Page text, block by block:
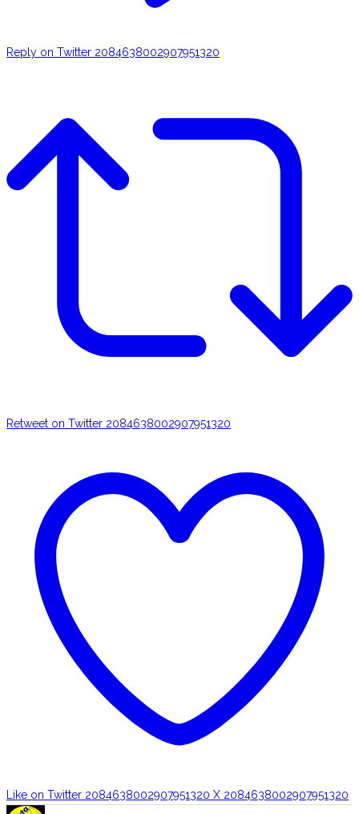
Reply on Twitter 2084638002907951320
Retweet on Twitter 2084638002907951320
Like on Twitter 2084638002907951320 X 2084638002907951320